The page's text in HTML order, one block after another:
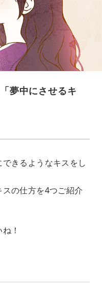
夢中にさせるキ
きるようなキスをし
の仕方を4つご紹介
！